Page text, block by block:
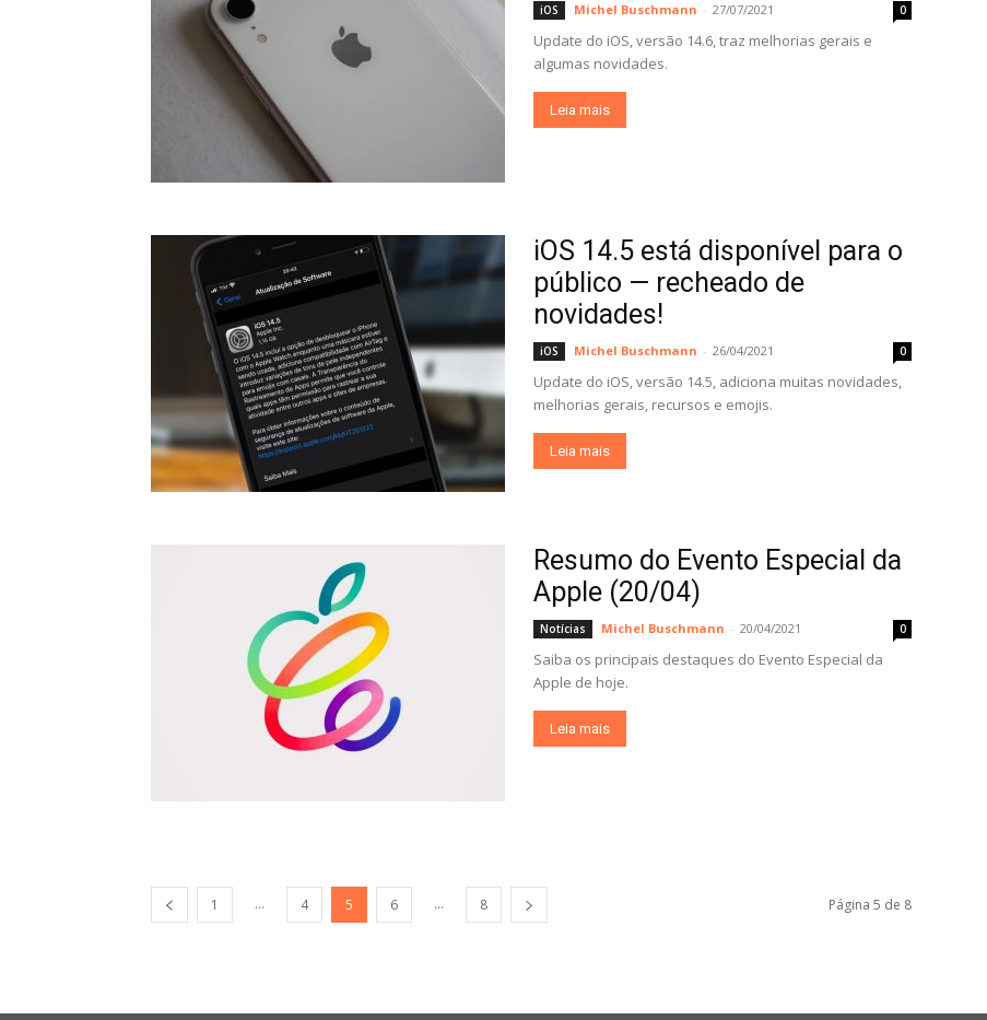
iOS Michel Buschmann - 27/07/2021 0
Update do iOS, versão 14.6, traz melhorias gerais e
algumas novidades.
Leia mais
iOS 14.5 está disponível para o
público — recheado de
novidades!
iOS Michel Buschmann - 26/04/2021 0
Update do iOS, versão 14.5, adiciona muitas novidades,
melhorias gerais, recursos e emojis.
Leia mais
Resumo do Evento Especial da
Apple (20/04)
Notícias Michel Buschmann - 20/04/2021 0
Saiba os principais destaques do Evento Especial da
Apple de hoje.
Leia mais
1 ... 4 5 6 ... 8 Página 5 de 8